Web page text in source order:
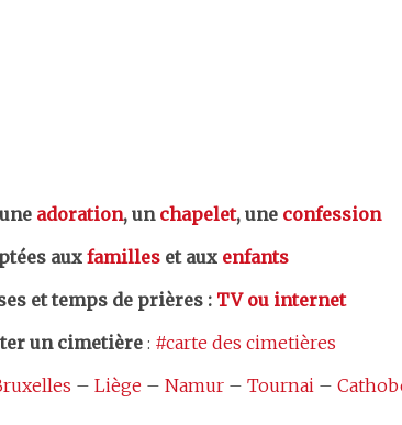
adoration, un chapelet, une confession
auxfamilles et aux enfants
et temps de prières : TV ou internet
un cimetière: #carte des cimetières
– Liège – Namur – Tournai –